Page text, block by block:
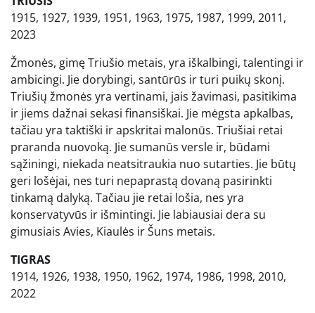
1915, 1927, 1939, 1951, 1963, 1975, 1987, 1999, 2011,
2023
Žmonės, gimę Triušio metais, yra iškalbingi, talentingi ir
ambicingi. Jie dorybingi, santūrūs ir turi puikų skonį.
Triušių žmonės yra vertinami, jais žavimasi, pasitikima
ir jiems dažnai sekasi finansiškai. Jie mėgsta apkalbas,
tačiau yra taktiški ir apskritai malonūs. Triušiai retai
praranda nuovoką. Jie sumanūs versle ir, būdami
sąžiningi, niekada neatsitraukia nuo sutarties. Jie būtų
geri lošėjai, nes turi nepaprastą dovaną pasirinkti
tinkamą dalyką. Tačiau jie retai lošia, nes yra
konservatyvūs ir išmintingi. Jie labiausiai dera su
gimusiais Avies, Kiaulės ir Šuns metais.
TIGRAS
1914, 1926, 1938, 1950, 1962, 1974, 1986, 1998, 2010,
2022